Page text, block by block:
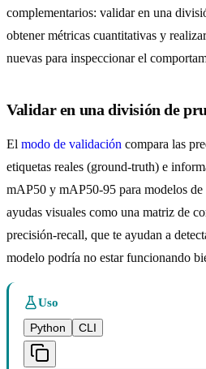
complementarios: validar en una
obtener métricas cuantitativas y
nuevas para inspeccionar el
Validar en una división de
El modo de validación compara las
etiquetas reales (ground-truth) e
mAP50 y mAP50-95 para modelos de
ayudas visuales como una matriz de
precisión-recall, que te ayudan a
modelo podría no estar funcionando
Uso
Python
CLI